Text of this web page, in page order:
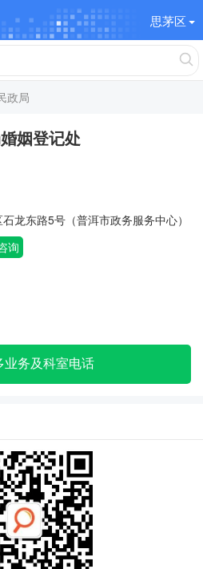
思茅区
政局
姻登记处
龙东路5号（普洱市政务服务中心）
询
业务及科室电话